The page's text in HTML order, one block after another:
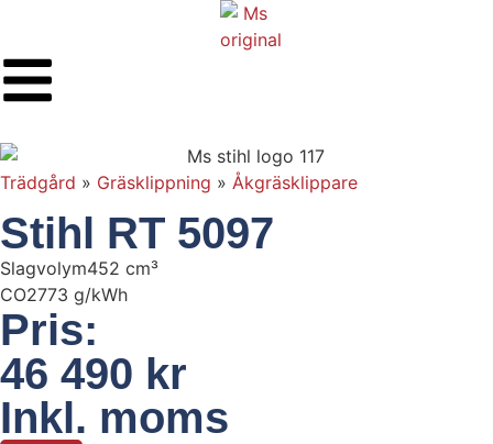
Trädgård » Gräsklippning » Åkgräsklippare
Stihl RT 5097
Slagvolym452 cm³
CO2773 g/kWh
Pris:
46 490 kr
Inkl. moms